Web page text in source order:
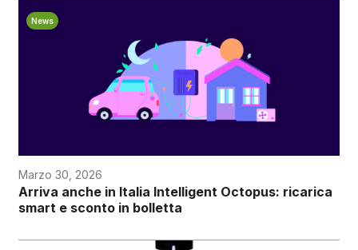
News
Marzo 30, 2026
Arriva anche in Italia Intelligent Octopus: ricarica
smart e sconto in bolletta